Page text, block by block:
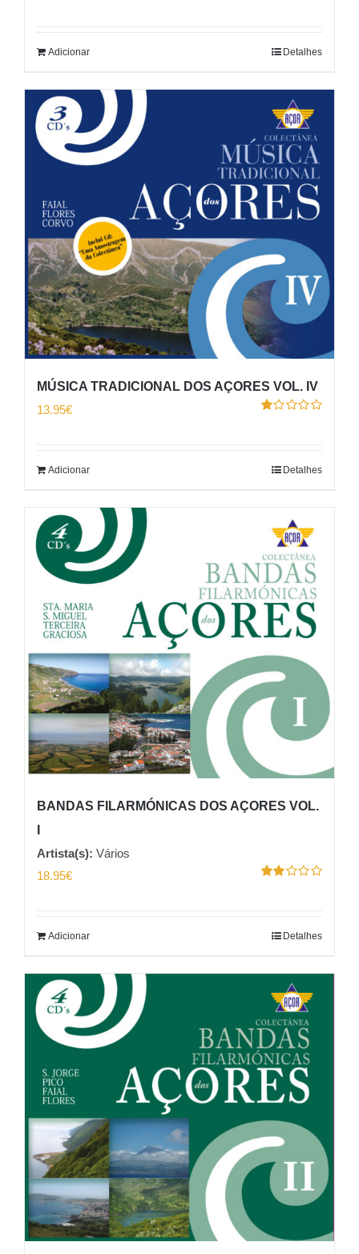
Adicionar Detalhes
MÚSICA TRADICIONAL DOS AÇORES VOL. IV
13.95€
Adicionar Detalhes
BANDAS FILARMÓNICAS DOS AÇORES VOL.
Artista(s): Vários
18.95€
Adicionar Detalhes